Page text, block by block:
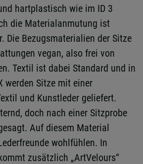
hartplastisch wie im ID 3
die Materialanmutung ist
Die Bezugsmaterialien der Sitze
vegan, also frei von
Textil ist dabei Standard und in
werden Sitze mit einer
und Kunstleder geliefert.
doch nach einer Sitzprobe
Auf diesem Material
wohlfühlen. In
zusätzlich „ArtVelours“